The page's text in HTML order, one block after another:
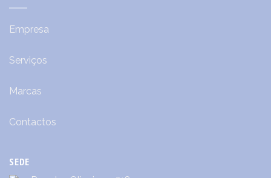
Empresa
Serviços
Marcas
Contactos
SEDE